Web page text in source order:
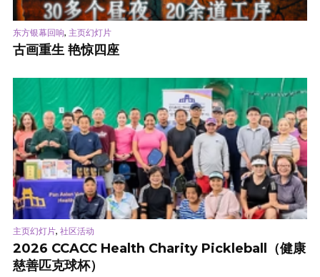
东方银幕回响, 主页幻灯片
古画重生 艳惊四座
主页幻灯片, 社区活动
2026 CCACC Health Charity Pickleball（健康
慈善匹克球杯）